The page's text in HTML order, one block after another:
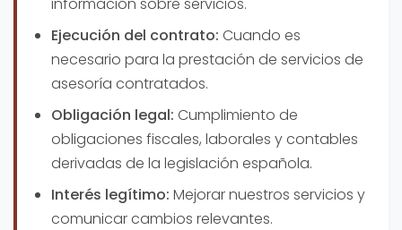
Ejecución del contrato: Cuando es
necesario para la prestación de servicios de
asesoría contratados.
Obligación legal: Cumplimiento de
obligaciones fiscales, laborales y contables
derivadas de la legislación española.
Interés legítimo: Mejorar nuestros servicios y
comunicar cambios relevantes.